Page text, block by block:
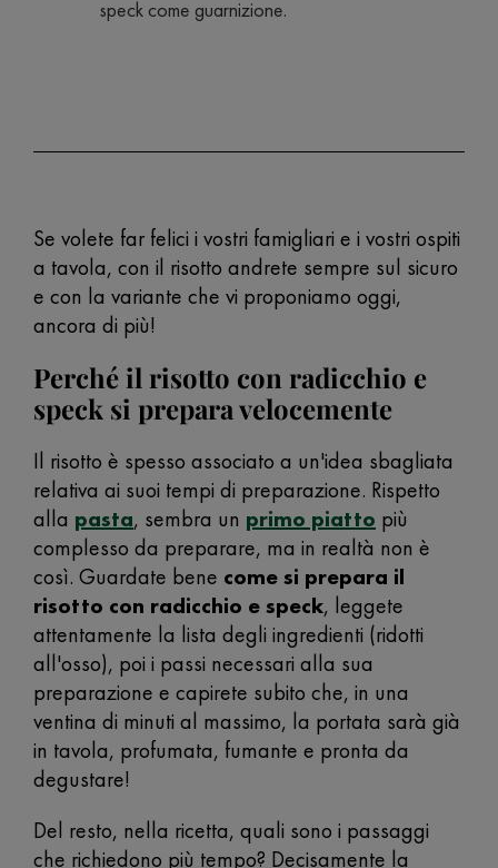
speck come guarnizione.
Se volete far felici i vostri famigliari e i vostri ospiti
a tavola, con il risotto andrete sempre sul sicuro
e con la variante che vi proponiamo oggi,
ancora di più!
Perché il risotto con radicchio e
speck si prepara velocemente
Il risotto è spesso associato a un'idea sbagliata
relativa ai suoi tempi di preparazione. Rispetto
alla pasta, sembra un primo piatto più
complesso da preparare, ma in realtà non è
così. Guardate bene come si prepara il
risotto con radicchio e speck, leggete
attentamente la lista degli ingredienti (ridotti
all'osso), poi i passi necessari alla sua
preparazione e capirete subito che, in una
ventina di minuti al massimo, la portata sarà già
in tavola, profumata, fumante e pronta da
degustare!
Del resto, nella ricetta, quali sono i passaggi
che richiedono più tempo? Decisamente la